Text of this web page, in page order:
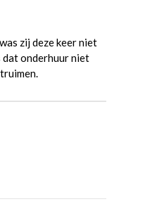
zij deze keer niet
dat onderhuur niet